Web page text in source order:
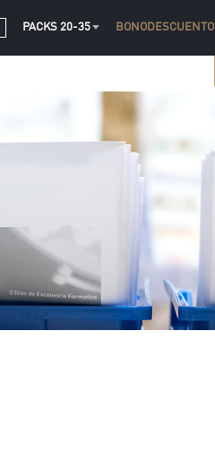
PACKS 20-35 BONODESCUENTO